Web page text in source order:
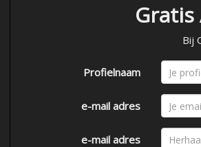
Gratis
Bij
Profielnaam
e-mail adres
e-mail adres